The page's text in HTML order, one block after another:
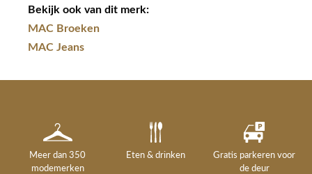
Bekijk ook van dit merk:
MAC Broeken
MAC Jeans
Meer dan 350
modemerken
Eten & drinken
Gratis parkeren voor
de deur